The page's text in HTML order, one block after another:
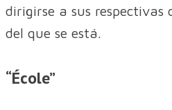
dirigirse a sus respectivas
del que se está.
“École”